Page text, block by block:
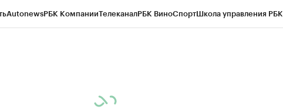
AutonewsРБК КомпанииТелеканалРБК ВиноСпортШкола управления РБК